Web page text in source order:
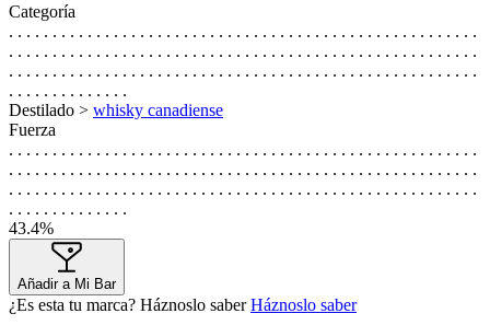
Categoría
. . . . . . . . . . . . . . . . . . . . . . . . . . . . . . . . . . . . . . . . . . . . . . . . . . . . . .
. . . . . . . . . . . . . . . . . . . . . . . . . . . . . . . . . . . . . . . . . . . . . . . . . . . . . .
. . . . . . . . . . . . . . . . . . . . . . . . . . . . . . . . . . . . . . . . . . . . . . . . . . . . . .
. . . . . . . . . . . . . .
Destilado > whisky canadiense
Fuerza
. . . . . . . . . . . . . . . . . . . . . . . . . . . . . . . . . . . . . . . . . . . . . . . . . . . . . .
. . . . . . . . . . . . . . . . . . . . . . . . . . . . . . . . . . . . . . . . . . . . . . . . . . . . . .
. . . . . . . . . . . . . . . . . . . . . . . . . . . . . . . . . . . . . . . . . . . . . . . . . . . . . .
. . . . . . . . . . . . . .
43.4%
Añadir a Mi Bar
¿Es esta tu marca? Háznoslo saberHáznoslo saber